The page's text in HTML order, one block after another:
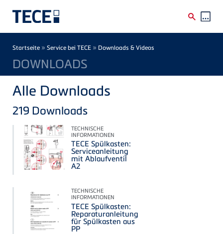
Breadcrumb
Startseite » Service bei TECE » Downloads & Videos
DOWNLOADS
Alle Downloads
219 Downloads
TECHNISCHE
INFORMATIONEN
TECE Spülkasten:
Serviceanleitung
mit Ablaufventil
A2
TECHNISCHE
INFORMATIONEN
TECE Spülkasten:
Reparaturanleitung
für Spülkasten aus
PP